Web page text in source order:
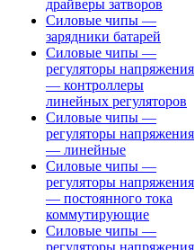
драйверы затворов
Силовые чипы —
зарядники батарей
Силовые чипы —
регуляторы напряжения
— контроллеры
линейных регуляторов
Силовые чипы —
регуляторы напряжения
— линейные
Силовые чипы —
регуляторы напряжения
— постоянного тока
коммутирующие
Силовые чипы —
регуляторы напряжения